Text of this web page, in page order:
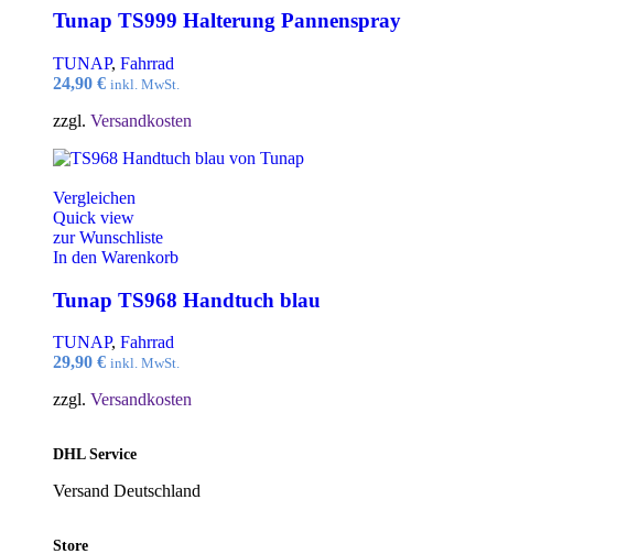
Tunap TS999 Halterung Pannenspray
TUNAP, Fahrrad
24,90 € inkl. MwSt.
zzgl. Versandkosten
Vergleichen
Quick view
zur Wunschliste
In den Warenkorb
Tunap TS968 Handtuch blau
TUNAP, Fahrrad
29,90 € inkl. MwSt.
zzgl. Versandkosten
DHL Service
Versand Deutschland
Store